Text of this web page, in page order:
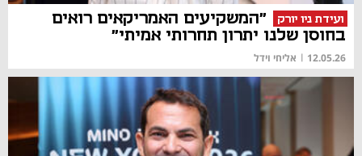
ועידת ניו יורק
"המשקיעים האמריקאים רואים
בחוסן שלנו יתרון תחרותי אמיתי"
12.05.26
| אליחי וידל